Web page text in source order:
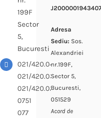
199F
Sector
5,
Bucuresti
021/420.04.33
021/420.03.64
021/420.02.69
0751
077
J2000001943407
Adresa
Sediu: Sos.
Alexandriei
nr.199F,
Sector 5,
Bucuresti,
051529
Acord de